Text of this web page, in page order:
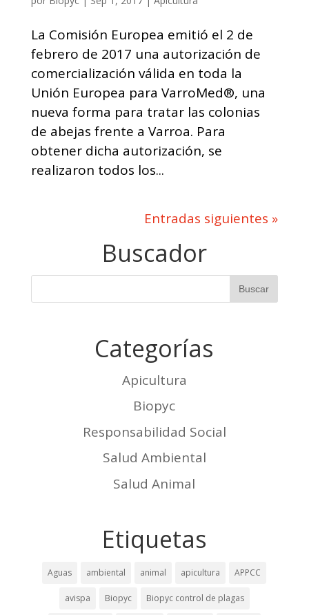
La Comisión Europea emitió el 2 de
febrero de 2017 una autorización de
comercialización válida en toda la
Unión Europea para VarroMed®, una
nueva forma para tratar las colonias
de abejas frente a Varroa. Para
obtener dicha autorización, se
realizaron todos los...
Entradas siguientes »
Buscador
Categorías
Apicultura
Biopyc
Responsabilidad Social
Salud Ambiental
Salud Animal
Etiquetas
Aguas ambiental animal apicultura APPCC
avispa Biopyc Biopyc control de plagas